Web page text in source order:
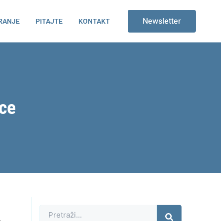
PITAJTE KONTAKT Newsletter
Претрага